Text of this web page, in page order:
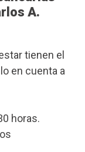
A.
tienen el
en cuenta a
horas.